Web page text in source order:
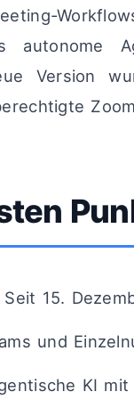
autonome
Version
Seit 15.
und
KI